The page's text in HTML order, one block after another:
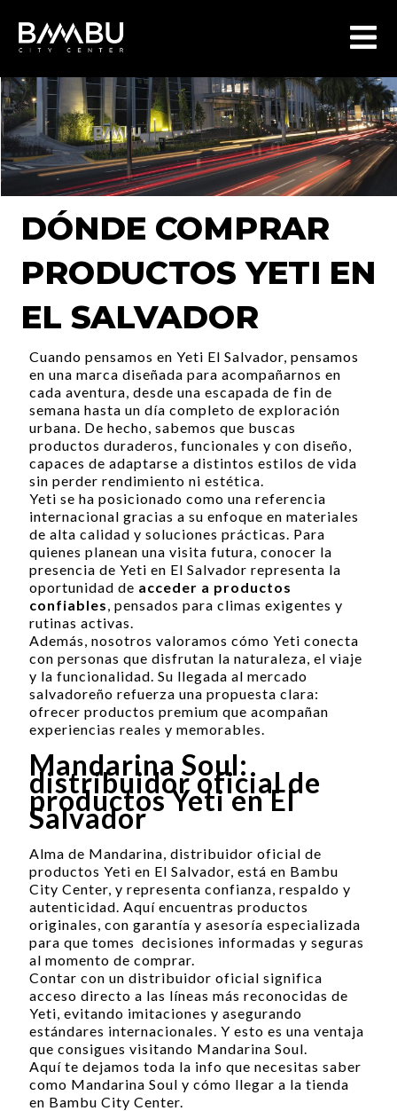
DÓNDE COMPRAR
PRODUCTOS YETI EN
EL SALVADOR
Cuando pensamos en Yeti El Salvador, pensamos
en una marca diseñada para acompañarnos en
cada aventura, desde una escapada de fin de
semana hasta un día completo de exploración
urbana. De hecho, sabemos que buscas
productos duraderos, funcionales y con diseño,
capaces de adaptarse a distintos estilos de vida
sin perder rendimiento ni estética.
Yeti se ha posicionado como una referencia
internacional gracias a su enfoque en materiales
de alta calidad y soluciones prácticas. Para
quienes planean una visita futura, conocer la
presencia de Yeti en El Salvador representa la
oportunidad de acceder a productos
confiables, pensados para climas exigentes y
rutinas activas.
Además, nosotros valoramos cómo Yeti conecta
con personas que disfrutan la naturaleza, el viaje
y la funcionalidad. Su llegada al mercado
salvadoreño refuerza una propuesta clara:
ofrecer productos premium que acompañan
experiencias reales y memorables.
Mandarina Soul:
distribuidor oficial de
productos Yeti en El
Salvador
Alma de Mandarina, distribuidor oficial de
productos Yeti en El Salvador, está en Bambu
City Center, y representa confianza, respaldo y
autenticidad. Aquí encuentras productos
originales, con garantía y asesoría especializada
para que tomes decisiones informadas y seguras
al momento de comprar.
Contar con un distribuidor oficial significa
acceso directo a las líneas más reconocidas de
Yeti, evitando imitaciones y asegurando
estándares internacionales. Y esto es una ventaja
que consigues visitando Mandarina Soul.
Aquí te dejamos toda la info que necesitas saber
como Mandarina Soul y cómo llegar a la tienda
en Bambu City Center.